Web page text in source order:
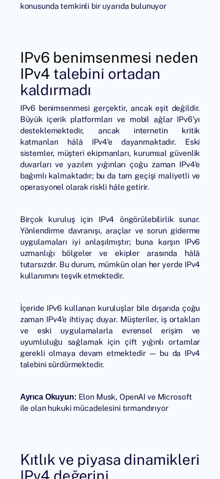
konusunda temkinli bir uyarıda bulunuyor
IPv6 benimsenmesi neden
IPv4 talebini ortadan
kaldırmadı
IPv6 benimsenmesi gerçektir, ancak eşit değildir.
Büyük içerik platformları ve mobil ağlar IPv6’yı
desteklemektedir, ancak internetin kritik
katmanları hâlâ IPv4’e dayanmaktadır. Eski
sistemler, müşteri ekipmanları, kurumsal güvenlik
duvarları ve yazılım yığınları çoğu zaman IPv4’e
bağımlı kalmaktadır; bu da tam geçişi maliyetli ve
operasyonel olarak riskli hâle getirir.
Birçok kuruluş için IPv4 öngörülebilirlik sunar.
Yönlendirme davranışı, araçlar ve sorun giderme
uygulamaları iyi anlaşılmıştır; buna karşın IPv6
uzmanlığı bölgeler ve ekipler arasında hâlâ
tutarsızdır. Bu durum, mümkün olan her yerde IPv4
kullanımını teşvik etmektedir.
İçeride IPv6 kullanan kuruluşlar bile dışarıda çoğu
zaman IPv4’e ihtiyaç duyar. Müşteriler, iş ortakları
ve eski uygulamalarla evrensel erişim ve
uyumluluğu sağlamak için çift yığınlı ortamlar
gerekli olmaya devam etmektedir — bu da IPv4
talebini sürdürmektedir.
Ayrıca Okuyun: Elon Musk, OpenAI ve Microsoft
ile olan hukuki mücadelesini tırmandırıyor
Kıtlık ve piyasa dinamikleri
IPv4 değerini